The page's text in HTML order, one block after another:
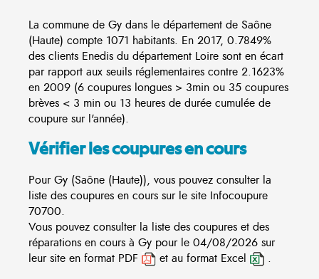
La commune de Gy dans le département de Saône
(Haute) compte 1071 habitants. En 2017, 0.7849%
des clients Enedis du département Loire sont en écart
par rapport aux seuils réglementaires contre 2.1623%
en 2009 (6 coupures longues > 3min ou 35 coupures
brèves < 3 min ou 13 heures de durée cumulée de
coupure sur l'année).
Vérifier les coupures en cours
Pour Gy (Saône (Haute)), vous pouvez consulter la
liste des coupures en cours sur le site Infocoupure
70700.
Vous pouvez consulter la liste des coupures et des
réparations en cours à Gy pour le 04/08/2026 sur
leur site en format PDF
et au format Excel .